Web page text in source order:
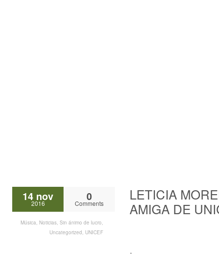
14 nov
2016
0
Comments
Música, Noticias, Sin ánimo de lucro,
Uncategorized, UNICEF
LETICIA
AMIGA DE
.